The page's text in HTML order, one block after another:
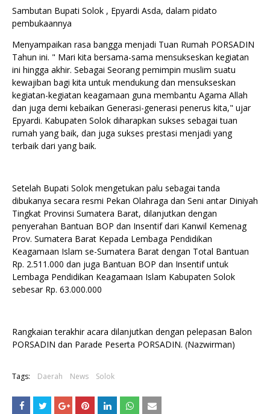
Sambutan Bupati Solok , Epyardi Asda, dalam pidato
pembukaannya
Menyampaikan rasa bangga menjadi Tuan Rumah PORSADIN
Tahun ini. " Mari kita bersama-sama mensukseskan kegiatan
ini hingga akhir. Sebagai Seorang pemimpin muslim suatu
kewajiban bagi kita untuk mendukung dan mensukseskan
kegiatan-kegiatan keagamaan guna membantu Agama Allah
dan juga demi kebaikan Generasi-generasi penerus kita," ujar
Epyardi. Kabupaten Solok diharapkan sukses sebagai tuan
rumah yang baik, dan juga sukses prestasi menjadi yang
terbaik dari yang baik.
Setelah Bupati Solok mengetukan palu sebagai tanda
dibukanya secara resmi Pekan Olahraga dan Seni antar Diniyah
Tingkat Provinsi Sumatera Barat, dilanjutkan dengan
penyerahan Bantuan BOP dan Insentif dari Kanwil Kemenag
Prov. Sumatera Barat Kepada Lembaga Pendidikan
Keagamaan Islam se-Sumatera Barat dengan Total Bantuan
Rp. 2.511.000 dan juga Bantuan BOP dan Insentif untuk
Lembaga Pendidikan Keagamaan Islam Kabupaten Solok
sebesar Rp. 63.000.000
Rangkaian terakhir acara dilanjutkan dengan pelepasan Balon
PORSADIN dan Parade Peserta PORSADIN. (Nazwirman)
Tags: Daerah News Solok